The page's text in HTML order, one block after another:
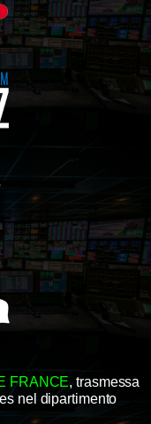
FRANCE, trasmessa
nel dipartimento